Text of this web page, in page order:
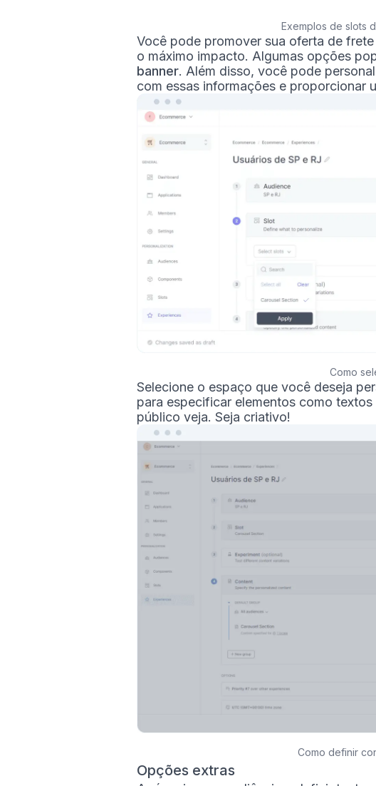
Exemplos de slots
Você pode promover sua oferta de
o máximo impacto. Algumas opções
banner. Além disso, você pode
com essas informações e proporcionar
Como
Selecione o espaço que você deseja
para especificar elementos como
público veja. Seja criativo!
Como definir
Opções extras